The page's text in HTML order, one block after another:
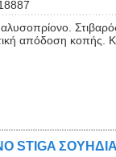
απόδοση
STIGA